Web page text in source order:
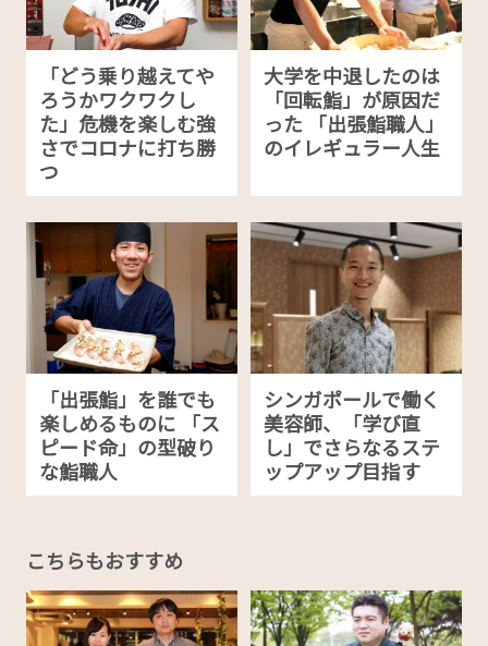
「どう乗り越えてや
ろうかワクワクし
た」危機を楽しむ強
さでコロナに打ち勝
つ
大学を中退したのは
「回転鮨」が原因だ
った 「出張鮨職人」
のイレギュラー人生
「出張鮨」を誰でも
楽しめるものに 「ス
ピード命」の型破り
な鮨職人
シンガポールで働く
美容師、「学び直
し」でさらなるステ
ップアップ目指す
こちらもおすすめ